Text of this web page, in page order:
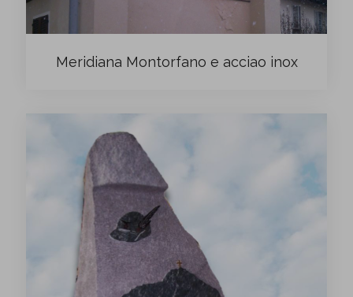
Meridiana Montorfano e acciao inox